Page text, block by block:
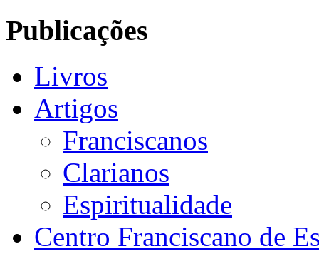
Publicações
Livros
Artigos
Franciscanos
Clarianos
Espiritualidade
Centro Franciscano de